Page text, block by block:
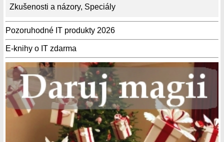
Zkušenosti a názory, Speciály
Pozoruhodné IT produkty 2026
E-knihy o IT zdarma